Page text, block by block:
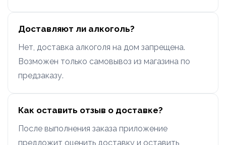
Доставляют ли алкоголь?
Нет, доставка алкоголя на дом запрещена.
Возможен только самовывоз из магазина по
предзаказу.
Как оставить отзыв о доставке?
После выполнения заказа приложение
предложит оценить доставку и оставить